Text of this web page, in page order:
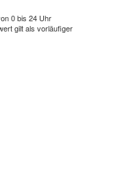
0 bis 24 Uhr
gilt als vorläufiger